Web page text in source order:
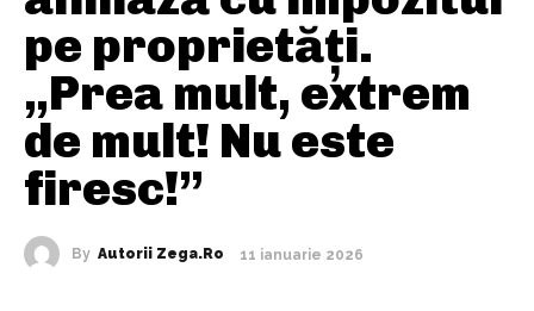
pe proprietăți.
„Prea mult, extrem
de mult! Nu este
firesc!”
By Autorii Zega.ro 11 ianuarie 2026